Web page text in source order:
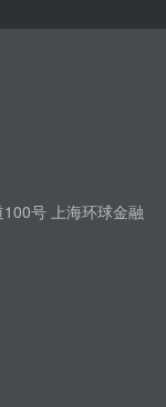
号 上海环球金融